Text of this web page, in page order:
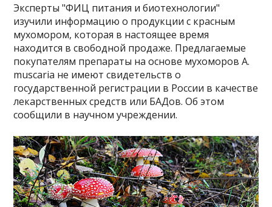
Эксперты "ФИЦ питания и биотехнологии"
изучили информацию о продукции с красным
мухомором, которая в настоящее время
находится в свободной продаже. Предлагаемые
покупателям препараты на основе мухоморов A.
muscaria не имеют свидетельств о
государственной регистрации в России в качестве
лекарственных средств или БАДов. Об этом
сообщили в научном учреждении.